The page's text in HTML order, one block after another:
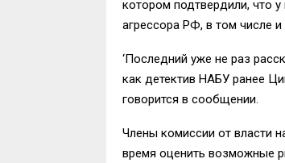
котором подтвердили, что
агрессора РФ, в том числе и
‘Последний уже не раз
как детектив НАБУ ранее
говорится в сообщении.
Члены комиссии от власти
время оценить возможные